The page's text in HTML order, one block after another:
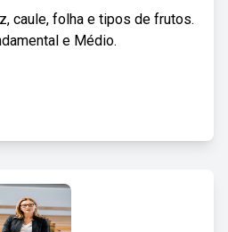
caule, folha e tipos de frutos.
e Médio.